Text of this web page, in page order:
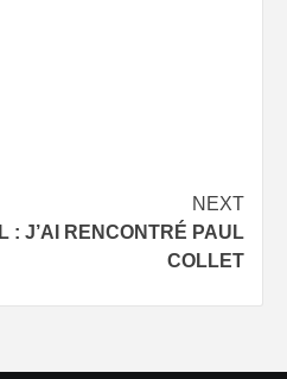
NEXT
: J’AI RENCONTRÉ PAUL
COLLET